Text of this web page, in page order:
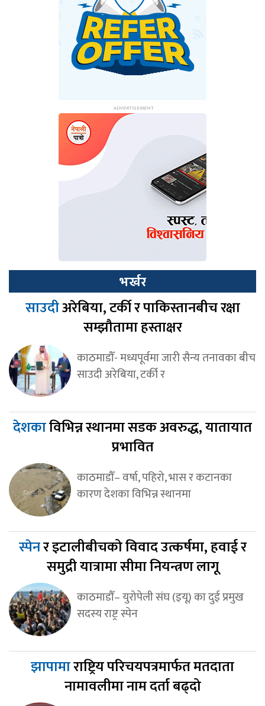
भर्खर
साउदीअरेबिया, टर्की र पाकिस्तानबीच रक्षा
सम्झौतामा हस्ताक्षर
काठमाडौँ- मध्यपूर्वमा जारी सैन्य तनावका बीच
साउदी अरेबिया, टर्की र
देशकाविभिन्न स्थानमा सडक अवरुद्ध, यातायात
प्रभावित
काठमाडौँ– वर्षा, पहिरो, भास र कटानका
कारण देशका विभिन्न स्थानमा
स्पेनर इटालीबीचको विवाद उत्कर्षमा, हवाई र
समुद्री यात्रामा सीमा नियन्त्रण लागू
काठमाडौँ– युरोपेली संघ (इयू) का दुई प्रमुख
सदस्य राष्ट्र स्पेन
झापामाराष्ट्रिय परिचयपत्रमार्फत मतदाता
नामावलीमा नाम दर्ता बढ्दो